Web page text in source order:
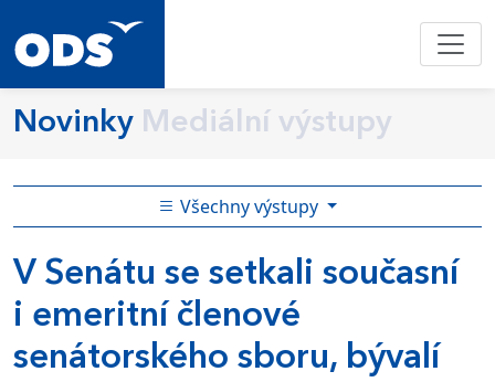
Novinky Mediální výstupy
Všechny výstupy
V Senátu se setkali současní
i emeritní členové
senátorského sboru, bývalí